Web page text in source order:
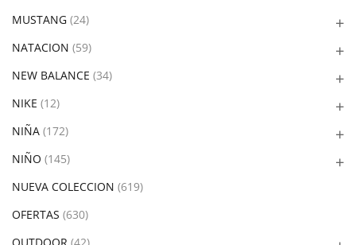
MUSTANG (24)
NATACION (59)
NEW BALANCE (34)
NIKE (12)
NIÑA (172)
NIÑO (145)
NUEVA COLECCION (619)
OFERTAS (630)